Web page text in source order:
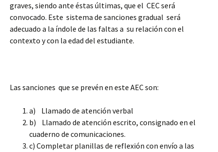
graves, siendo ante éstas últimas, que el CEC será
convocado. Este sistema de sanciones gradual será
adecuado a la índole de las faltas a su relación con el
contexto y con la edad del estudiante.
Las sanciones que se prevén en este AEC son:
a) Llamado de atención verbal
b) Llamado de atención escrito, consignado en el
cuaderno de comunicaciones.
c) Completar planillas de reflexión con envío a las